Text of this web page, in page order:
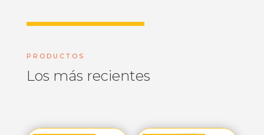
PRODUCTOS
Los más recientes